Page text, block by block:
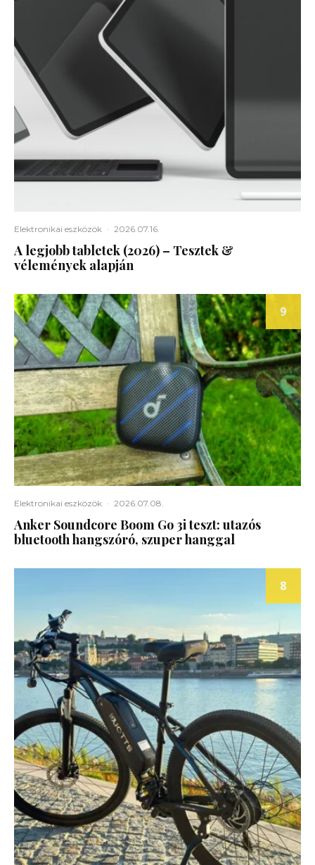
Elektronikai eszközök · 2026.07.16.
A legjobb tabletek (2026) – Tesztek &
vélemények alapján
9
Elektronikai eszközök · 2026.07.08.
Anker Soundcore Boom Go 3i teszt: utazós
bluetooth hangszóró, szuper hanggal
8